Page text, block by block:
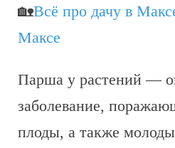
🏡Всё про дачу в
Максе
Парша у растений —
заболевание,
плоды, а также